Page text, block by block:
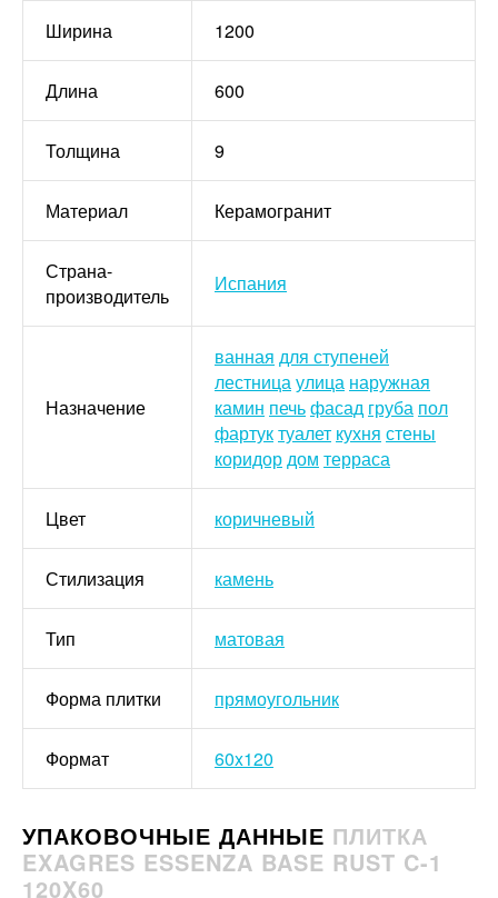
Ширина 1200
Длина 600
Толщина 9
Материал Керамогранит
Страна-
производитель
Испания
Назначение
ванная для ступеней
лестницаулица наружная
камин печьфасад груба пол
фартуктуалет кухня стены
коридордом терраса
Цвет коричневый
Стилизация камень
Тип матовая
Форма плитки прямоугольник
Формат 60x120
УПАКОВОЧНЫЕ ДАННЫЕ ПЛИТКА
EXAGRES ESSENZA BASE RUST C-1
120X60